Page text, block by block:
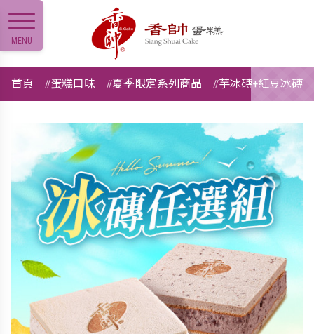
MENU
首頁 蛋糕口味 夏季限定系列商品 芋冰磚+紅豆冰磚